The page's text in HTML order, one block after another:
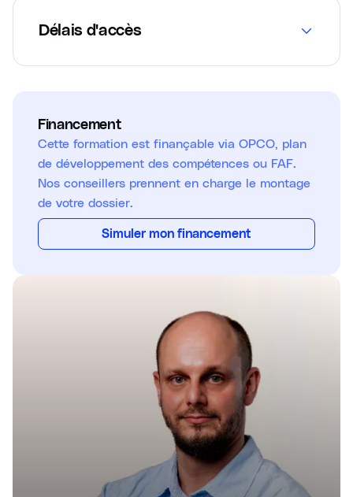
Délais d'accès
Financement
Cette formation est finançable via OPCO, plan
de développement des compétences ou FAF.
Nos conseillers prennent en charge le montage
de votre dossier.
Simuler mon financement